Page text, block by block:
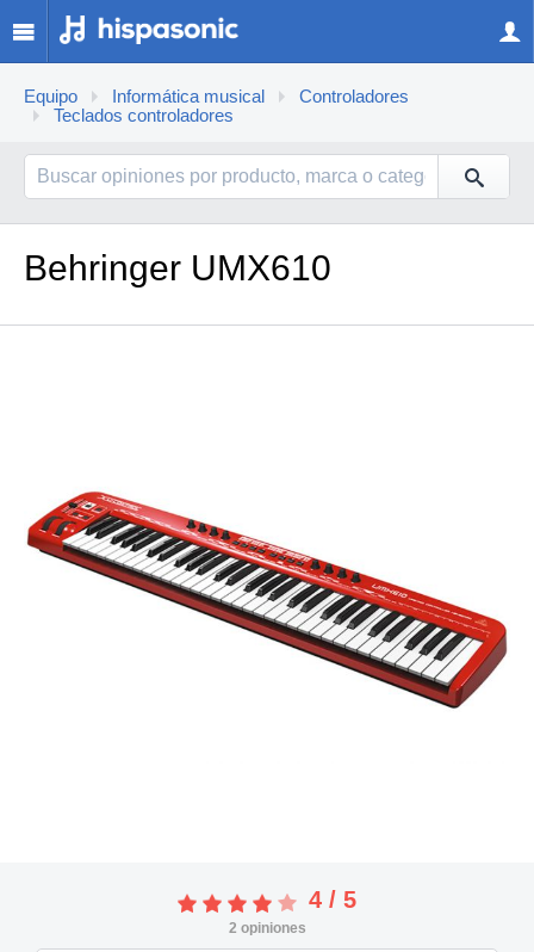
Equipo Informática musical
Controladores
Teclados controladores
Behringer UMX610
4 / 5
2 opiniones